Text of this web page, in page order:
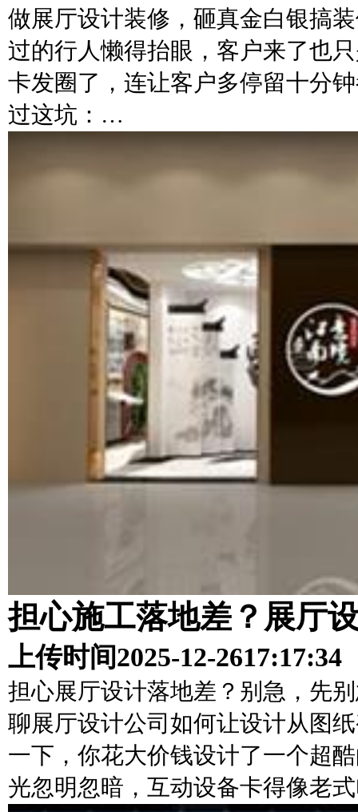
做展厅设计装修，砸真金白银搞
过的行人懒得抬眼，客户来了也
卡发圈了，连让客户多停留十分
过这坑：…
担心施工落地差？展厅
上传时间2025-12-2617:17:34
担心展厅设计落地差？别急，先
聊展厅设计公司如何让设计从图
一下，你花大价钱设计了一个超
光忽明忽暗，互动设备卡得像